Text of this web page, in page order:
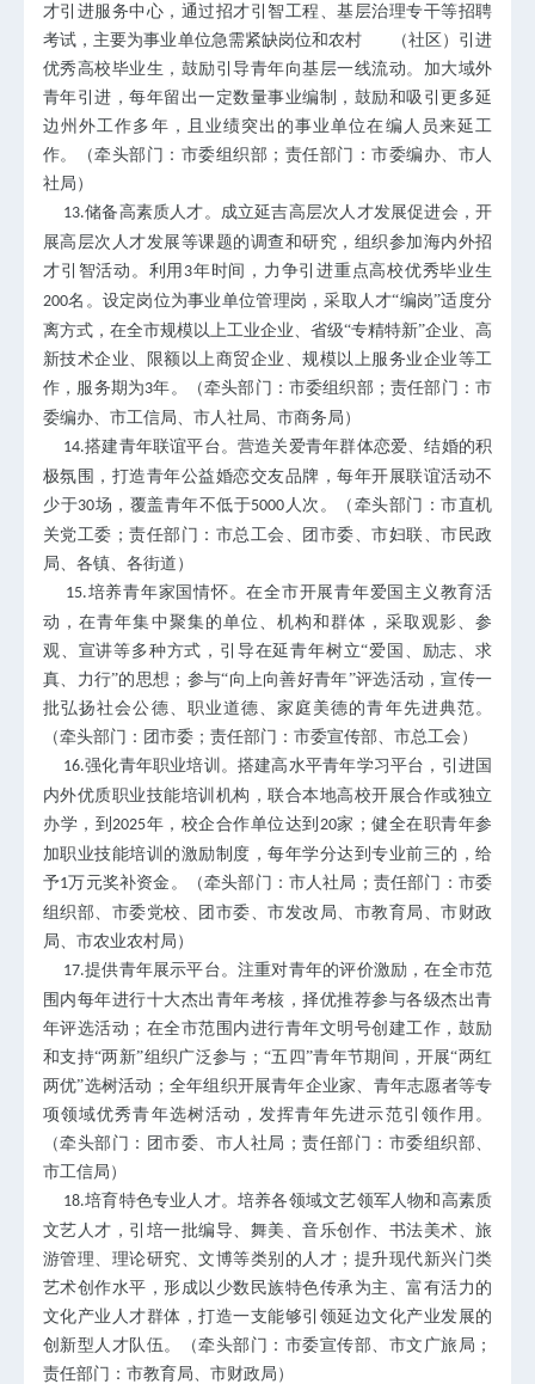
才引进服务中心，通过招才引智工程、基层治理专干等招聘
考试，主要为事业单位急需紧缺岗位和农村 （社区）引进
优秀高校毕业生，鼓励引导青年向基层一线流动。加大域外
青年引进，每年留出一定数量事业编制，鼓励和吸引更多延
边州外工作多年，且业绩突出的事业单位在编人员来延工
作。（牵头部门：市委组织部；责任部门：市委编办、市人
社局）
13.储备高素质人才。成立延吉高层次人才发展促进会，开
展高层次人才发展等课题的调查和研究，组织参加海内外招
才引智活动。利用 3年时间，力争引进重点高校优秀毕业生
200名。设定岗位为事业单位管理岗，采取人才“编岗”适度分
离方式，在全市规模以上工业企业、省级“专精特新”企业、高
新技术企业、限额以上商贸企业、规模以上服务业企业等工
作，服务期为3年。（牵头部门：市委组织部；责任部门：市
委编办、市工信局、市人社局、市商务局）
14.搭建青年联谊平台。营造关爱青年群体恋爱、结婚的积
极氛围，打造青年公益婚恋交友品牌，每年开展联谊活动不
少于30场，覆盖青年不低于5000 人次。（牵头部门：市直机
关党工委；责任部门：市总工会、团市委、市妇联、市民政
局、各镇、各街道）
15.培养青年家国情怀。在全市开展青年爱国主义教育活
动，在青年集中聚集的单位、机构和群体，采取观影、参
观、宣讲等多种方式，引导在延青年树立“爱国、励志、求
真、力行”的思想；参与“向上向善好青年”评选活动，宣传一
批弘扬社会公德、职业道德、家庭美德的青年先进典范。
（牵头部门：团市委；责任部门：市委宣传部、市总工会）
16.强化青年职业培训。搭建高水平青年学习平台，引进国
内外优质职业技能培训机构，联合本地高校开展合作或独立
办学，到 2025年，校企合作单位达到 20家；健全在职青年参
加职业技能培训的激励制度，每年学分达到专业前三的，给
予1万元奖补资金。（牵头部门：市人社局；责任部门：市委
组织部、市委党校、团市委、市发改局、市教育局、市财政
局、市农业农村局）
17.提供青年展示平台。注重对青年的评价激励，在全市范
围内每年进行十大杰出青年考核，择优推荐参与各级杰出青
年评选活动；在全市范围内进行青年文明号创建工作，鼓励
和支持“两新”组织广泛参与；“五四”青年节期间，开展“两红
两优”选树活动；全年组织开展青年企业家、青年志愿者等专
项领域优秀青年选树活动，发挥青年先进示范引领作用。
（牵头部门：团市委、市人社局；责任部门：市委组织部、
市工信局）
18.培育特色专业人才。培养各领域文艺领军人物和高素质
文艺人才，引培一批编导、舞美、音乐创作、书法美术、旅
游管理、理论研究、文博等类别的人才；提升现代新兴门类
艺术创作水平，形成以少数民族特色传承为主、富有活力的
文化产业人才群体，打造一支能够引领延边文化产业发展的
创新型人才队伍。（牵头部门：市委宣传部、市文广旅局；
责任部门：市教育局、市财政局）